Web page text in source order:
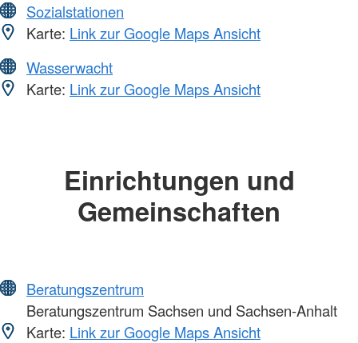
Sozialstationen
Karte: Link zur Google Maps Ansicht
Wasserwacht
Karte: Link zur Google Maps Ansicht
Einrichtungen und
Gemeinschaften
Beratungszentrum
Beratungszentrum Sachsen und Sachsen-Anhalt
Karte: Link zur Google Maps Ansicht